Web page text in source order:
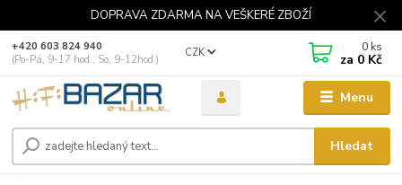
DOPRAVA ZDARMA NA VEŠKERÉ ZBOŽÍ
Menu
CZK
Hledat
+420 603 824 940
(Po-Pá, 9-17 hod., So, 9-12hod.)
0 ks
za 0 Kč